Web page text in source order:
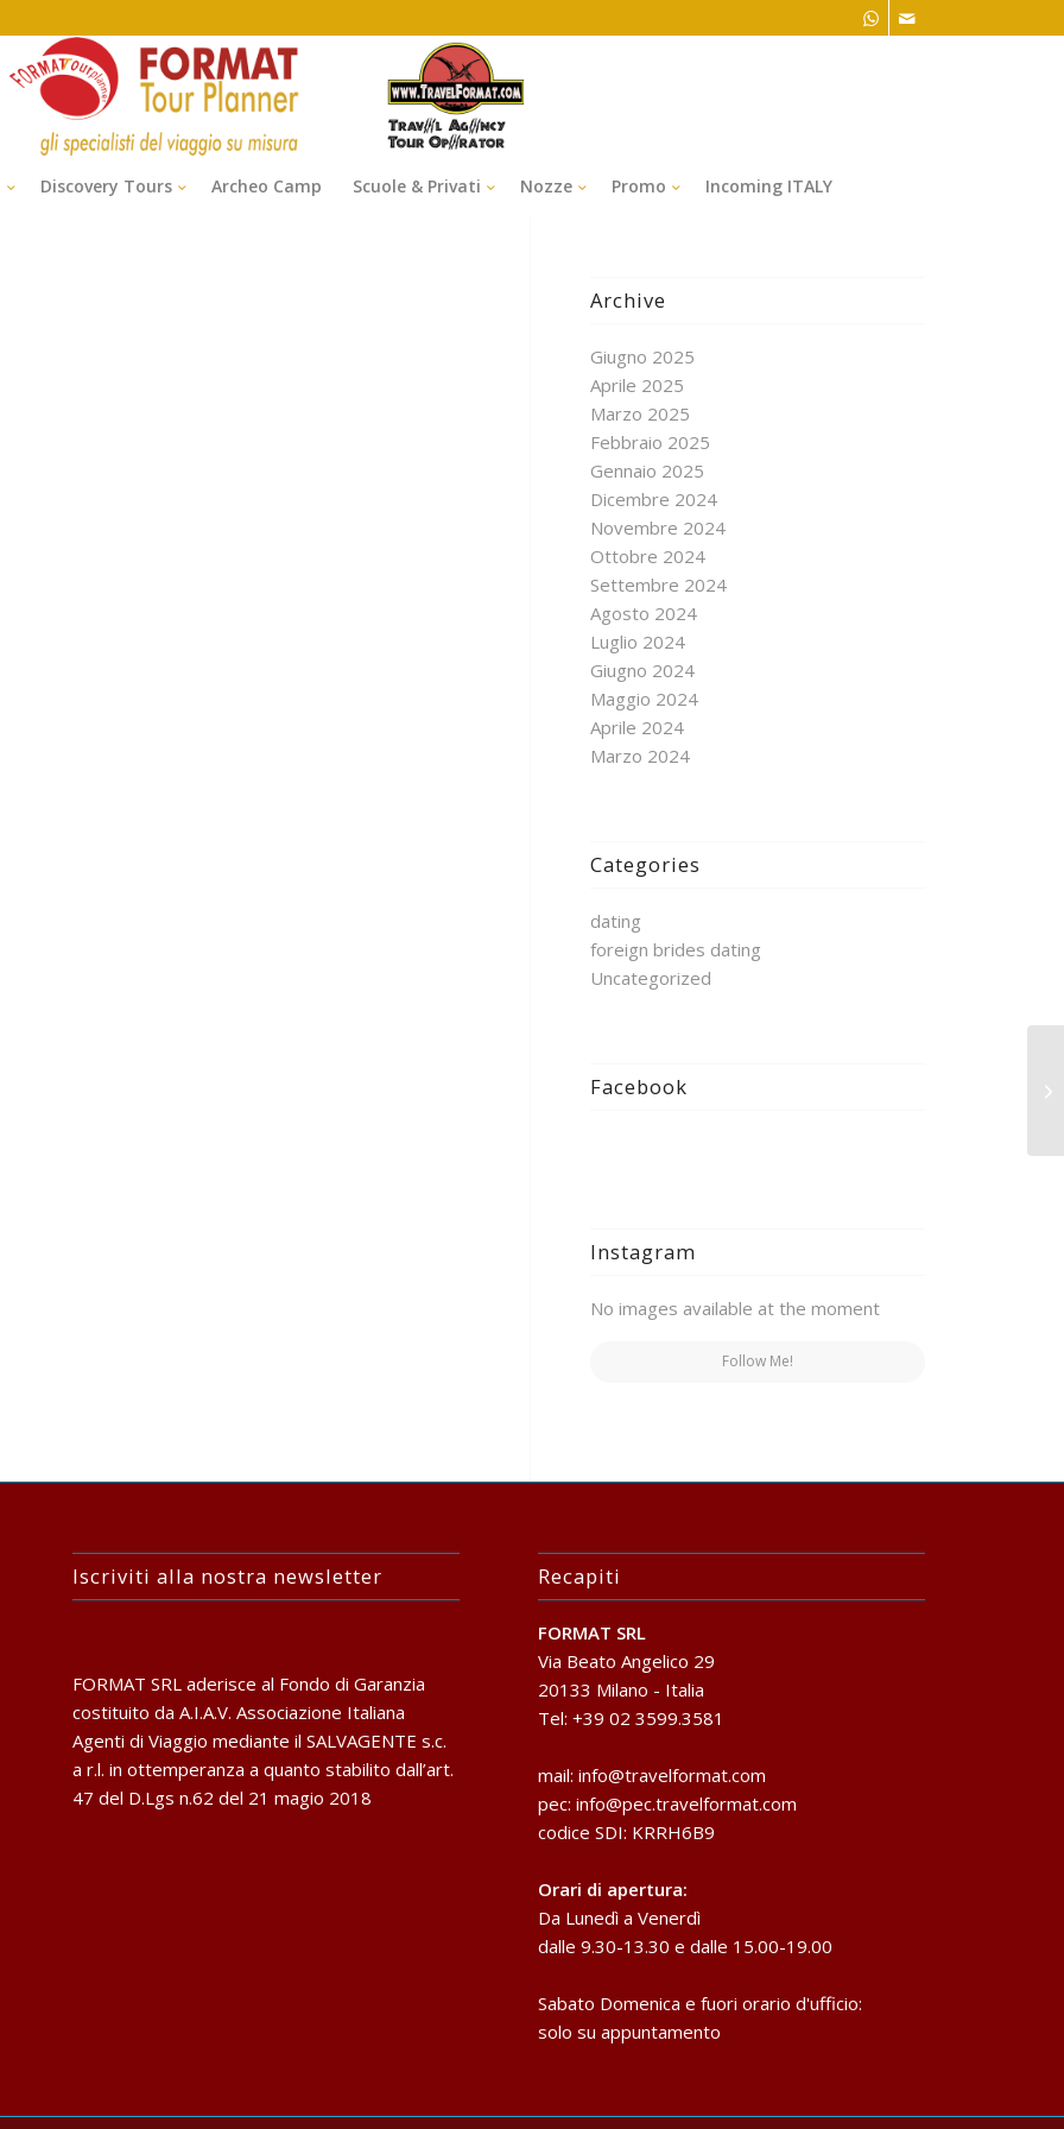
Discovery Tours Archeo Camp Scuole & Privati Nozze Promo Incoming ITALY
Archive
Giugno 2025
Aprile 2025
Marzo 2025
Febbraio 2025
Gennaio 2025
Dicembre 2024
Novembre 2024
Ottobre 2024
Settembre 2024
Agosto 2024
Luglio 2024
Giugno 2024
Maggio 2024
Aprile 2024
Marzo 2024
Categories
dating
foreign brides dating
Uncategorized
Facebook
Instagram
No images available at the moment
Follow Me!
Iscriviti alla nostra newsletter
FORMAT SRL aderisce al Fondo di Garanzia
costituito da A.I.A.V. Associazione Italiana
Agenti di Viaggio mediante il SALVAGENTE s.c.
a r.l. in ottemperanza a quanto stabilito dall’art.
47 del D.Lgs n.62 del 21 magio 2018
Recapiti
FORMAT SRL
Via Beato Angelico 29
20133 Milano - Italia
Tel: +39 02 3599.3581
mail:info@travelformat.com
pec:info@pec.travelformat.com
codice SDI: KRRH6B9
Orari di apertura:
Da Lunedì a Venerdì
dalle 9.30-13.30 e dalle 15.00-19.00
Sabato Domenica e fuori orario d'ufficio:
solo su appuntamento